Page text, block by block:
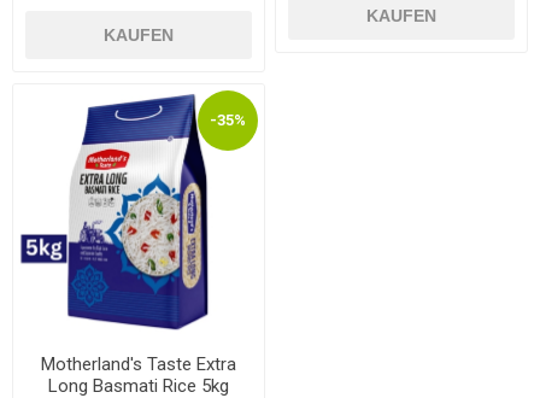
KAUFEN
KAUFEN
-35%
Motherland's Taste Extra
Long Basmati Rice 5kg